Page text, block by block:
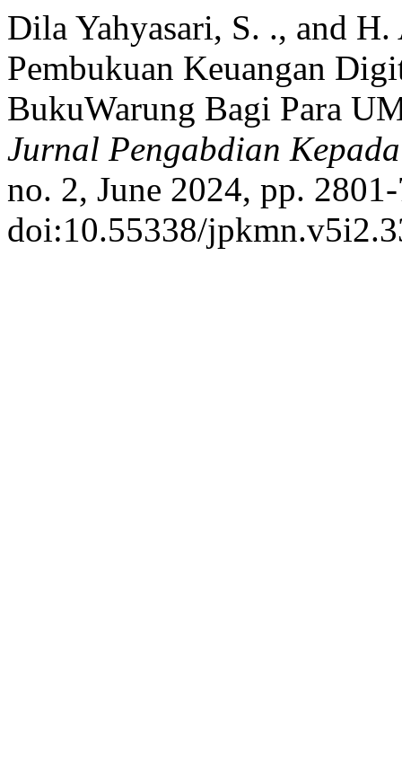
Dila Yahyasari, S. ., and H.
Pembukuan Keuangan
BukuWarung Bagi Para
Jurnal Pengabdian
no. 2, June 2024, pp.
doi:10.55338/